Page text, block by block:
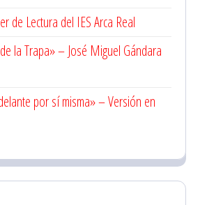
de Lectura del IES Arca Real
la Trapa» – José Miguel Gándara
por sí misma» – Versión en